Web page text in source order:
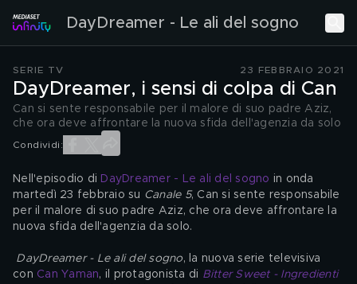
DayDreamer - Le ali del sogno
SERIE TV 23 FEBBRAIO 2021
DayDreamer, i sensi di colpa di Can
Can si sente responsabile per il malore di suo padre Aziz,
che ora deve affrontare la nuova sfida dell'agenzia da solo
Condividi:
Nell'episodio di DayDreamer - Le ali del sogno in onda
martedì 23 febbraio su Canale 5, Can si sente responsabile
per il malore di suo padre Aziz, che ora deve affrontare la
nuova sfida dell'agenzia da solo.
DayDreamer - Le ali del sogno, la nuova serie televisiva
con Can Yaman, il protagonista di Bitter Sweet - Ingredienti